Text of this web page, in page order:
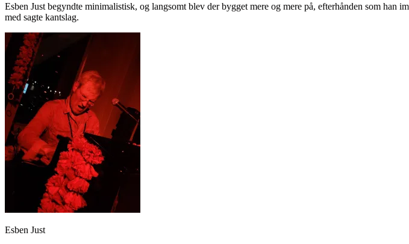
Esben Just begyndte minimalistisk, og langsomt blev der bygget mere og mere på, efterhånden som
med sagte kantslag.
Esben Just